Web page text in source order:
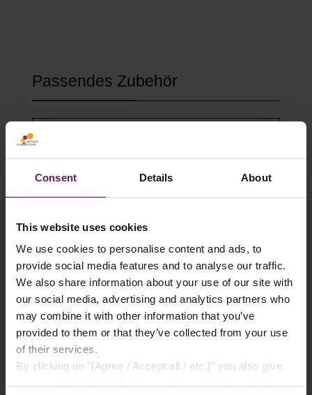
Consent Details About
This website uses cookies
We use cookies to personalise content and ads, to
provide social media features and to analyse our traffic.
We also share information about your use of our site with
our social media, advertising and analytics partners who
may combine it with other information that you’ve
provided to them or that they’ve collected from your use
of their services.
By clicking on "[Agree / Accept all / etc.]" you also give
Produktgalerie überspringen
Passendes Zubehör
Gewächshausklammern 4 bis 10 mm
- 100 Stück
14,49 €*